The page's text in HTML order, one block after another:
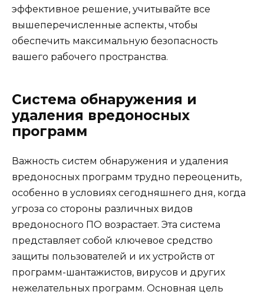
эффективное решение, учитывайте все
вышеперечисленные аспекты, чтобы
обеспечить максимальную безопасность
вашего рабочего пространства.
Система обнаружения и
удаления вредоносных
программ
Важность систем обнаружения и удаления
вредоносных программ трудно переоценить,
особенно в условиях сегодняшнего дня, когда
угроза со стороны различных видов
вредоносного ПО возрастает. Эта система
представляет собой ключевое средство
защиты пользователей и их устройств от
программ-шантажистов, вирусов и других
нежелательных программ. Основная цель